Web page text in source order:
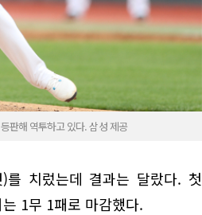
판해 역투하고 있다. 삼성 제공
치렀는데 결과는 달랐다. 첫
1무 1패로 마감했다.